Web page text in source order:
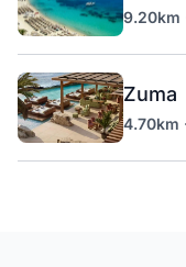
9.20km
Zuma
4.70km